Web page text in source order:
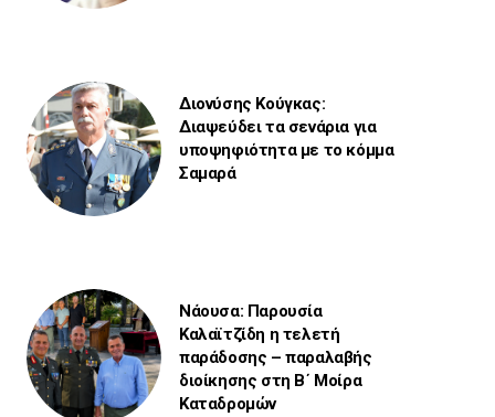
Διονύσης Κούγκας:
Διαψεύδει τα σενάρια για
υποψηφιότητα με το κόμμα
Σαμαρά
Νάουσα: Παρουσία
Καλαϊτζίδη η τελετή
παράδοσης – παραλαβής
διοίκησης στη Β΄ Μοίρα
Καταδρομών